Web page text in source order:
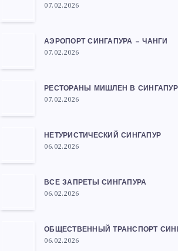
07.02.2026
АЭРОПОРТ СИНГАПУРА — ЧАНГИ
07.02.2026
РЕСТОРАНЫ МИШЛЕН В
07.02.2026
НЕТУРИСТИЧЕСКИЙ СИНГАПУР
06.02.2026
ВСЕ ЗАПРЕТЫ СИНГАПУРА
06.02.2026
ОБЩЕСТВЕННЫЙ ТРАНСПОРТ
06.02.2026